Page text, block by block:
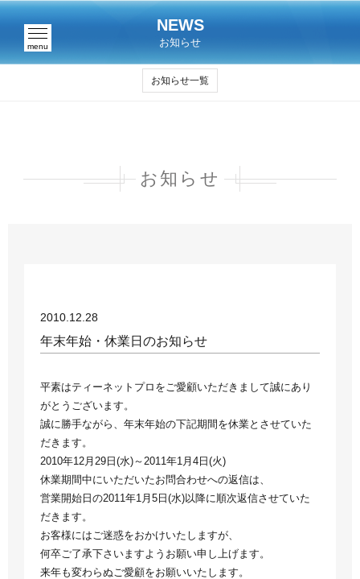
menu
NEWS
お知らせ
お知らせ一覧
お知らせ
2010.12.28
年末年始・休業日のお知らせ
平素はティーネットプロをご愛顧いただきまして誠にあり
がとうございます。
誠に勝手ながら、年末年始の下記期間を休業とさせていた
だきます。
2010年12月29日(水)～2011年1月4日(火)
休業期間中にいただいたお問合わせへの返信は、
営業開始日の2011年1月5日(水)以降に順次返信させていた
だきます。
お客様にはご迷惑をおかけいたしますが、
何卒ご了承下さいますようお願い申し上げます。
来年も変わらぬご愛顧をお願いいたします。